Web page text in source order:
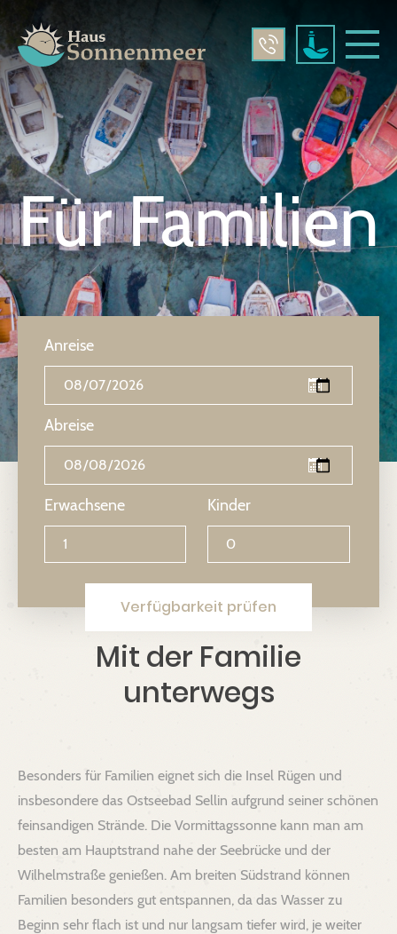
Für Familien
Anreise
Abreise
Erwachsene Kinder
Verfügbarkeit prüfen
Mit der Familie
unterwegs
Besonders für Familien eignet sich die Insel Rügen und
insbesondere das Ostseebad Sellin aufgrund seiner schönen
feinsandigen Strände. Die Vormittagssonne kann man am
besten am Hauptstrand nahe der Seebrücke und der
Wilhelmstraße genießen. Am breiten Südstrand können
Familien besonders gut entspannen, da das Wasser zu
Beginn sehr flach ist und nur langsam tiefer wird, je weiter